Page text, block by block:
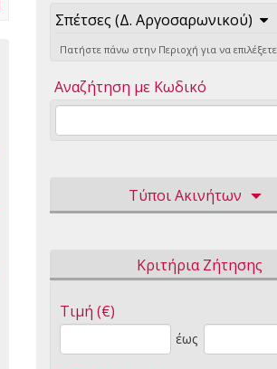
Σπέτσες (Δ. Αργοσαρωνικού)
Πατήστε πάνω στην Περιοχή για να
Αναζήτηση με Κωδικό
Τύποι Ακινήτων
Κριτήρια Ζήτησης
Τιμή (€)
έως